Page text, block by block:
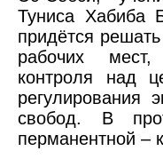
Туниса Хабиба
придётся
рабочих
контроля над
регулирования
свобод. В
перманентной –